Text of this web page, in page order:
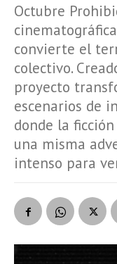
Octubre
convierte el
colectivo.
proyecto
escenarios de
donde la
una misma
intenso para